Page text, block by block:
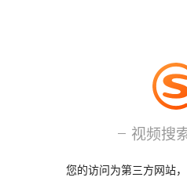
视频搜
您的访问为第三方网站